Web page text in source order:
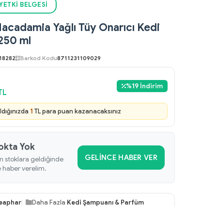
BELGESI
Yağlı Tüy Onarıcı Kedi
ml
Barkod Kodu8711231109029
%19 İndirim
1 TL para puan kazanacaksınız
Yok
stoklara geldiğinde
haber verelim.
GELINCE HABER VER
Daha Fazla Kedi Şampuanı & Parfüm